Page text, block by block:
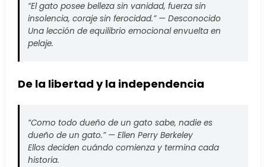
“El gato posee belleza sin vanidad, fuerza sin
insolencia, coraje sin ferocidad.” — Desconocido
Una lección de equilibrio emocional envuelta en
pelaje.
De la libertad y la independencia
“Como todo dueño de un gato sabe, nadie es
dueño de un gato.” — Ellen Perry Berkeley
Ellos deciden cuándo comienza y termina cada
historia.